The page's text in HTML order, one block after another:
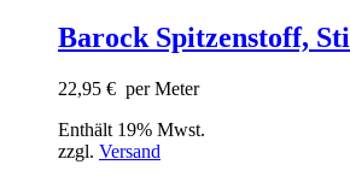
Barock Spitzenstoff,
22,95 € per Meter
Enthält 19% Mwst.
zzgl. Versand